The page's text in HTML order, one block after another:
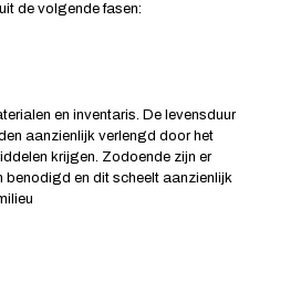
de volgende fasen:
en inventaris. De levensduur
aanzienlijk verlengd door het
krijgen. Zodoende zijn er
benodigd en dit scheelt aanzienlijk